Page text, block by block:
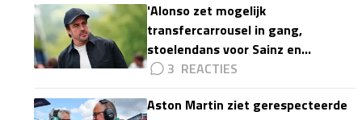
'Alonso zet mogelijk
transfercarrousel in gang,
stoelendans voor Sainz en
Colapinto'
3
Aston Martin ziet gerespecteerde